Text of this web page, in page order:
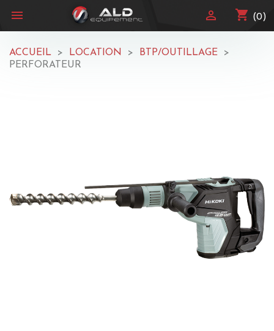
 shopping_cart (0)

ACCUEIL LOCATION
BTP/OUTILLAGE
PERFORATEUR